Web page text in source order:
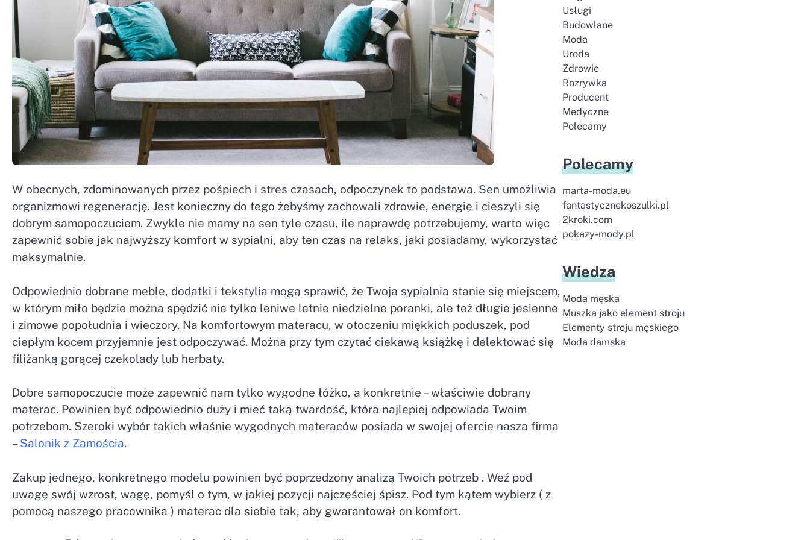
W obecnych, zdominowanych przez pośpiech i stres czasach, odpoczynek to podstawa. Sen umożliwia
organizmowi regenerację. Jest konieczny do tego żebyśmy zachowali zdrowie, energię i cieszyli się
dobrym samopoczuciem. Zwykle nie mamy na sen tyle czasu, ile naprawdę potrzebujemy, warto więc
zapewnić sobie jak najwyższy komfort w sypialni, aby ten czas na relaks, jaki posiadamy, wykorzystać
maksymalnie.
Odpowiednio dobrane meble, dodatki i tekstylia mogą sprawić, że Twoja sypialnia stanie się miejscem,
w którym miło będzie można spędzić nie tylko leniwe letnie niedzielne poranki, ale też długie jesienne
i zimowe popołudnia i wieczory. Na komfortowym materacu, w otoczeniu miękkich poduszek, pod
ciepłym kocem przyjemnie jest odpoczywać. Można przy tym czytać ciekawą książkę i delektować się
filiżanką gorącej czekolady lub herbaty.
Dobre samopoczucie może zapewnić nam tylko wygodne łóżko, a konkretnie – właściwie dobrany
materac. Powinien być odpowiednio duży i mieć taką twardość, która najlepiej odpowiada Twoim
potrzebom. Szeroki wybór takich właśnie wygodnych materaców posiada w swojej ofercie nasza firma
–Salonik z Zamościa.
Zakup jednego, konkretnego modelu powinien być poprzedzony analizą Twoich potrzeb . Weź pod
uwagę swój wzrost, wagę, pomyśl o tym, w jakiej pozycji najczęściej śpisz. Pod tym kątem wybierz ( z
pomocą naszego pracownika ) materac dla siebie tak, aby gwarantował on komfort.
Usługi
Budowlane
Moda
Uroda
Zdrowie
Rozrywka
Producent
Medyczne
Polecamy
Polecamy
marta-moda.eu
fantastycznekoszulki.pl
2kroki.com
pokazy-mody.pl
Wiedza
Moda męska
Muszka jako element stroju
Elementy stroju męskiego
Moda damska